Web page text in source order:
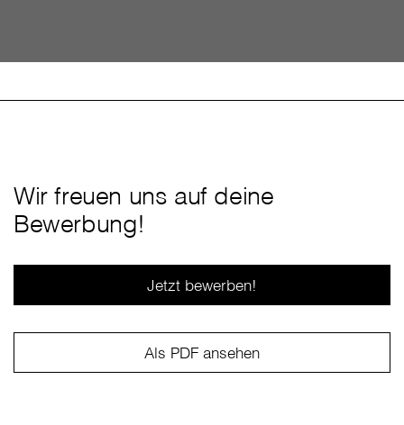
Wir freuen uns auf deine
Bewerbung!
Jetzt bewerben!
Als PDF ansehen